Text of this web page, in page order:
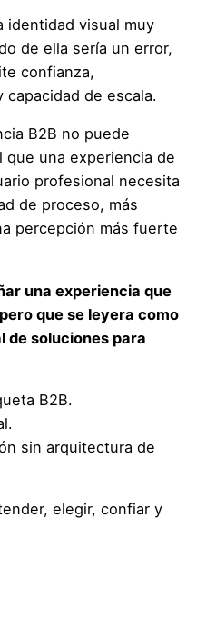
identidad visual muy
de ella sería un error,
confianza,
capacidad de escala.
B2B no puede
una experiencia de
profesional necesita
de proceso, más
percepción más fuerte
una experiencia que
que se leyera como
de soluciones para
B2B.
sin arquitectura de
elegir, confiar y